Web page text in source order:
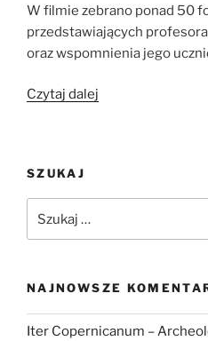
W filmie zebrano ponad 50
przedstawiających
oraz wspomnienia jego
Czytaj dalej
Krukowskiego”
SZUKAJ
NAJNOWSZE
Iter Copernicanum –